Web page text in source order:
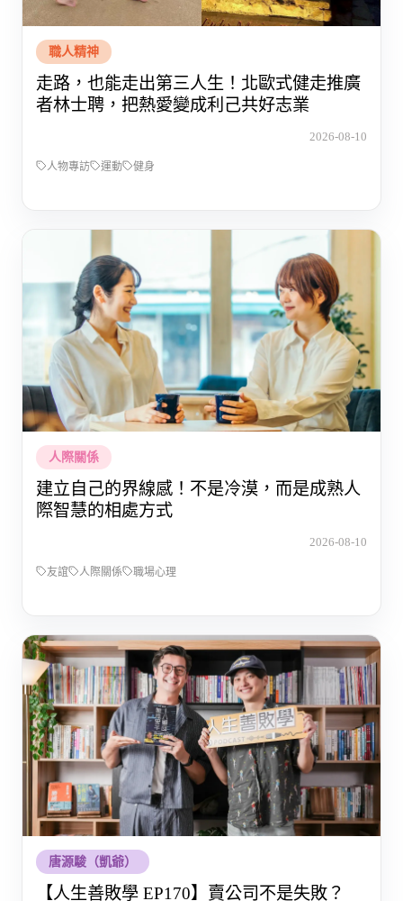
職人精神
走路，也能走出第三人生！北歐式健走推廣
者林士聘，把熱愛變成利己共好志業
2026-08-10
人物專訪 運動 健身
人際關係
建立自己的界線感！不是冷漠，而是成熟人
際智慧的相處方式
2026-08-10
友誼 人際關係 職場心理
唐源駿（凱爺）
【人生善敗學 EP170】賣公司不是失敗？